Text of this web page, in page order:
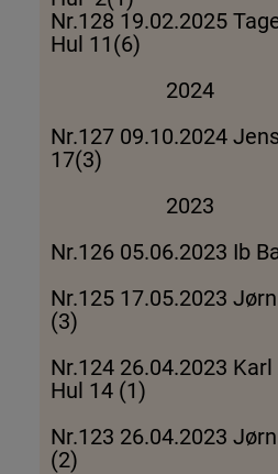
Nr.128 19.02.2025
Hul 11(6)
2024
Nr.127 09.10.2024
17(3)
2023
Nr.126 05.06.2023 Ib
Nr.125 17.05.2023
(3)
Nr.124 26.04.2023
Hul 14 (1)
Nr.123 26.04.2023
(2)